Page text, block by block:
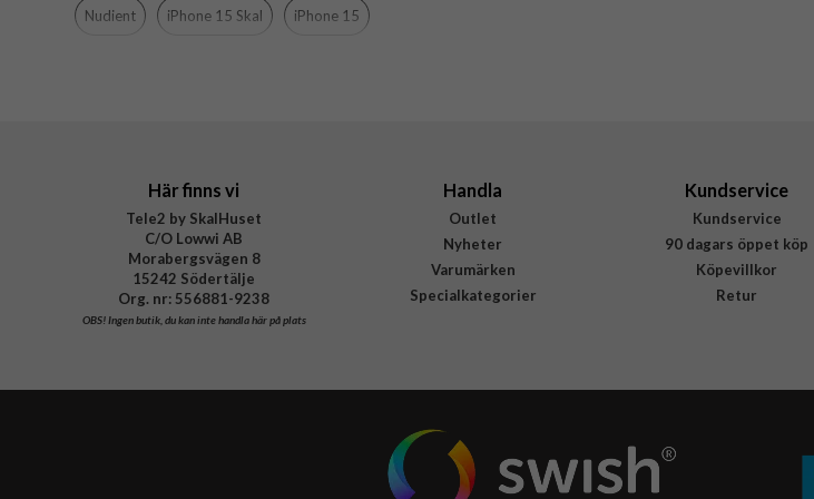
Nudient iPhone 15 Skal iPhone 15
Här finns vi
Tele2 by SkalHuset
C/O Lowwi AB
Morabergsvägen 8
15242 Södertälje
Org. nr: 556881-9238
OBS!Ingen butik, du kan inte handla här på plats
Handla
Outlet
Nyheter
Varumärken
Specialkategorier
Kundservice
Kundservice
90 dagars öppet köp
Köpevillkor
Retur